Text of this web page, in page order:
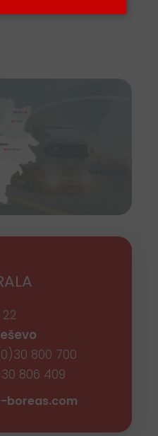
800 700
806 409
boreas.com